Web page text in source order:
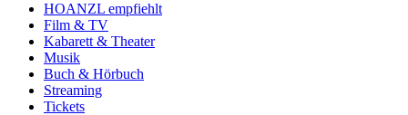
HOANZL empfiehlt
Film & TV
Kabarett & Theater
Musik
Buch & Hörbuch
Streaming
Tickets